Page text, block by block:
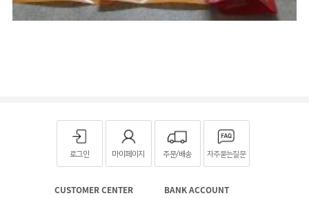
로그인 마이페이지 주문/배송 자주묻는질문
CUSTOMER CENTER BANK ACCOUNT